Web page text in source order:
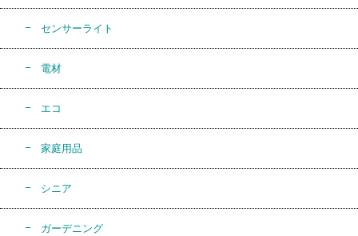
センサーライト
電材
エコ
家庭用品
シニア
ガーデニング